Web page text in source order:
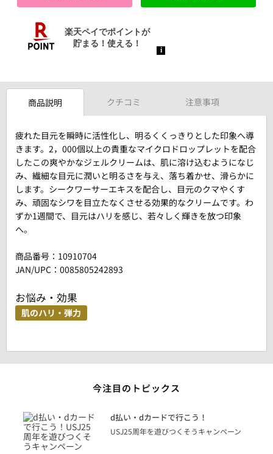
商品説明 クチコミ 注意事項
疲れた目元を瞬時に活性化し、明るくくっきりとした印象へ導
きます。2，000個以上の貴重なマイクロドロップレットを配合
したこの爽やかなジェルクリームは、肌に溶け込むようになじ
み、繊細な目元に潤いと明るさを与え、落ち着かせ、滑らかに
します。シークワーサーエキスを配合し、目元のクマやくす
み、頑固なシワを目立たなくさせる効果的なクリームです。わ
ずか1週間で、目元はハリを感じ、若々しく輝きを放つ印象
へ。
商品番号： 10910704
JAN/UPC：0085805242893
お悩み・効果
肌のハリ・弾力
今注目のトピックス
d払い・dカードで行こう！
USJ25周年を遊びつくそうキャンペーン